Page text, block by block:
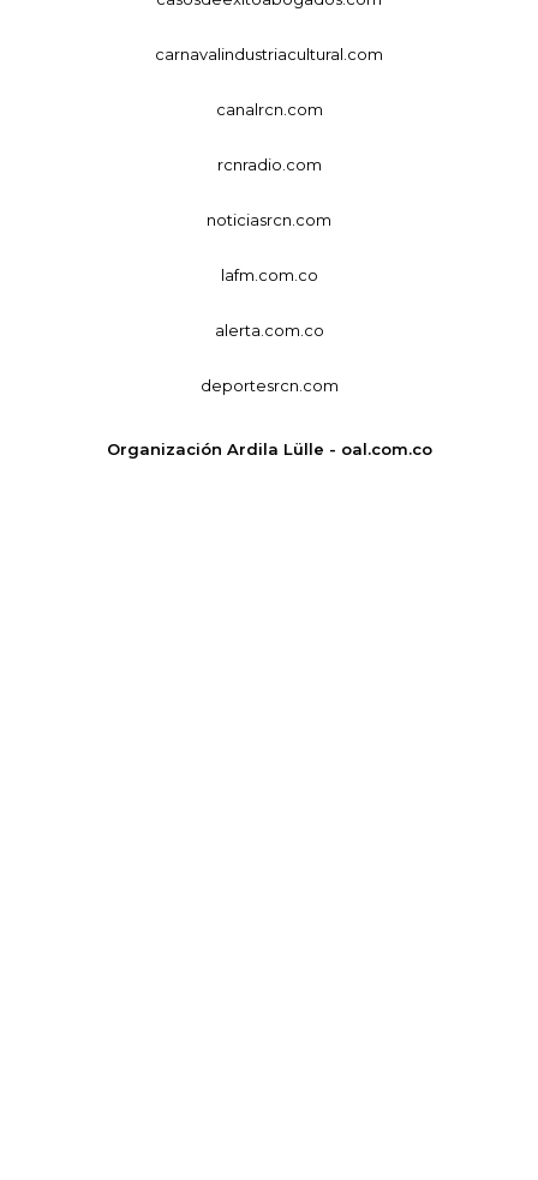
carnavalindustriacultural.com
canalrcn.com
rcnradio.com
noticiasrcn.com
lafm.com.co
alerta.com.co
deportesrcn.com
Organización Ardila Lülle - oal.com.co